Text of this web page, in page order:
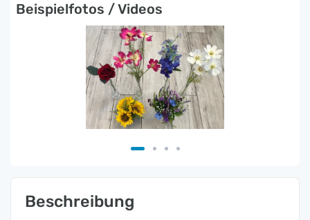
Beispielfotos / Videos
Beschreibung